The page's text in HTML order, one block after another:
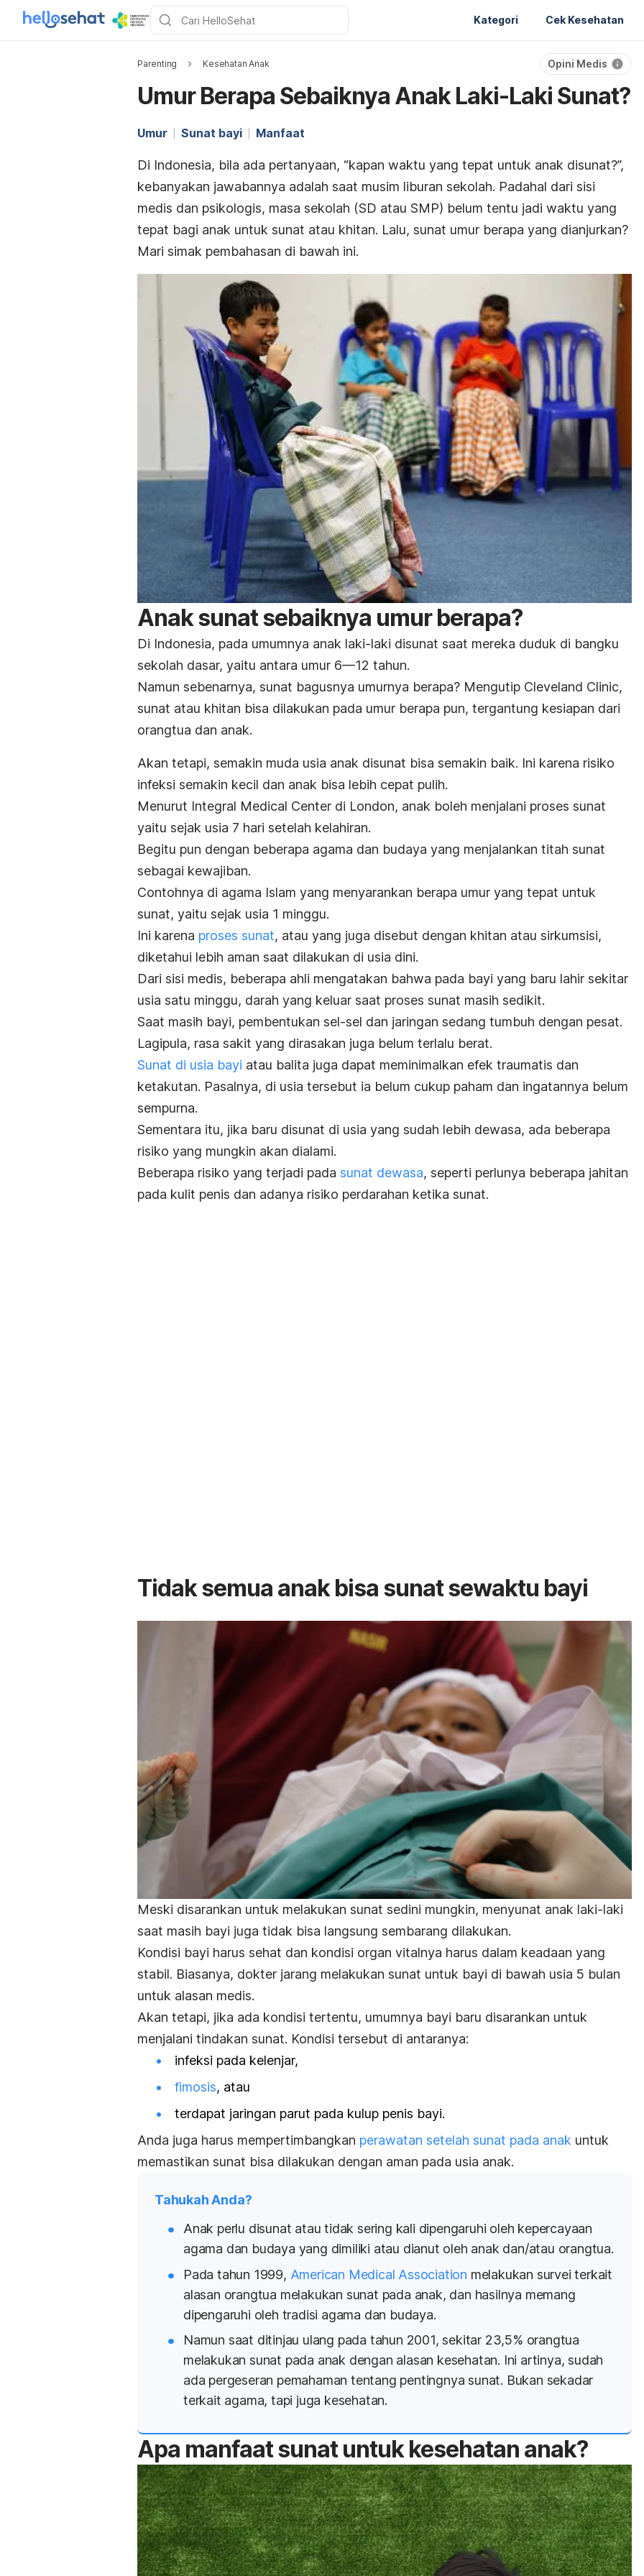
Kategori Cek Kesehatan
Parenting Kesehatan Anak Opini Medis
Umur Berapa Sebaiknya Anak Laki-Laki Sunat?
Umur Sunat bayi Manfaat
Di Indonesia, bila ada pertanyaan, “kapan waktu yang tepat untuk anak disunat?”,
kebanyakan jawabannya adalah saat musim liburan sekolah. Padahal dari sisi
medis dan psikologis, masa sekolah (SD atau SMP) belum tentu jadi waktu yang
tepat bagi anak untuk sunat atau khitan. Lalu, sunat umur berapa yang dianjurkan?
Mari simak pembahasan di bawah ini.
Anak sunat sebaiknya umur berapa?
Di Indonesia, pada umumnya anak laki-laki disunat saat mereka duduk di bangku
sekolah dasar, yaitu antara umur 6—12 tahun.
Namun sebenarnya, sunat bagusnya umurnya berapa? Mengutip Cleveland Clinic,
sunat atau khitan bisa dilakukan pada umur berapa pun, tergantung kesiapan dari
orangtua dan anak.
Akan tetapi, semakin muda usia anak disunat bisa semakin baik. Ini karena risiko
infeksi semakin kecil dan anak bisa lebih cepat pulih.
Menurut Integral Medical Center di London, anak boleh menjalani proses sunat
yaitu sejak usia 7 hari setelah kelahiran.
Begitu pun dengan beberapa agama dan budaya yang menjalankan titah sunat
sebagai kewajiban.
Contohnya di agama Islam yang menyarankan berapa umur yang tepat untuk
sunat, yaitu sejak usia 1 minggu.
Ini karena proses sunat, atau yang juga disebut dengan khitan atau sirkumsisi,
diketahui lebih aman saat dilakukan di usia dini.
Dari sisi medis, beberapa ahli mengatakan bahwa pada bayi yang baru lahir sekitar
usia satu minggu, darah yang keluar saat proses sunat masih sedikit.
Saat masih bayi, pembentukan sel-sel dan jaringan sedang tumbuh dengan pesat.
Lagipula, rasa sakit yang dirasakan juga belum terlalu berat.
Sunat di usia bayi atau balita juga dapat meminimalkan efek traumatis dan
ketakutan. Pasalnya, di usia tersebut ia belum cukup paham dan ingatannya belum
sempurna.
Sementara itu, jika baru disunat di usia yang sudah lebih dewasa, ada beberapa
risiko yang mungkin akan dialami.
Beberapa risiko yang terjadi pada sunat dewasa, seperti perlunya beberapa jahitan
pada kulit penis dan adanya risiko perdarahan ketika sunat.
Tidak semua anak bisa sunat sewaktu bayi
Meski disarankan untuk melakukan sunat sedini mungkin, menyunat anak laki-laki
saat masih bayi juga tidak bisa langsung sembarang dilakukan.
Kondisi bayi harus sehat dan kondisi organ vitalnya harus dalam keadaan yang
stabil. Biasanya, dokter jarang melakukan sunat untuk bayi di bawah usia 5 bulan
untuk alasan medis.
Akan tetapi, jika ada kondisi tertentu, umumnya bayi baru disarankan untuk
menjalani tindakan sunat. Kondisi tersebut di antaranya:
infeksi pada kelenjar,
fimosis, atau
terdapat jaringan parut pada kulup penis bayi.
Anda juga harus mempertimbangkan perawatan setelah sunat pada anak untuk
memastikan sunat bisa dilakukan dengan aman pada usia anak.
Tahukah Anda?
Anak perlu disunat atau tidak sering kali dipengaruhi oleh kepercayaan
agama dan budaya yang dimiliki atau dianut oleh anak dan/atau orangtua.
Pada tahun 1999, American Medical Association melakukan survei terkait
alasan orangtua melakukan sunat pada anak, dan hasilnya memang
dipengaruhi oleh tradisi agama dan budaya.
Namun saat ditinjau ulang pada tahun 2001, sekitar 23,5% orangtua
melakukan sunat pada anak dengan alasan kesehatan. Ini artinya, sudah
ada pergeseran pemahaman tentang pentingnya sunat. Bukan sekadar
terkait agama, tapi juga kesehatan.
Apa manfaat sunat untuk kesehatan anak?